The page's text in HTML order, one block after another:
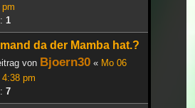
pm
1
da der Mamba hat.?
von Bjoern30 « Mo 06
pm
7